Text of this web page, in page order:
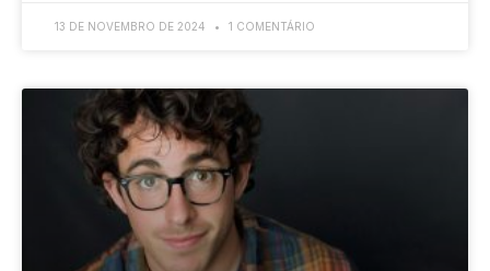
13 DE NOVEMBRO DE 2024 1 COMENTÁRIO